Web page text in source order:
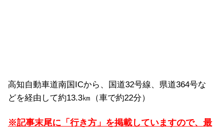
高知自動車道南国ICから、国道32号線、県道364号な
どを経由して約13.3㎞（車で約22分）
※記事末尾に「行き方」を掲載していますので、最